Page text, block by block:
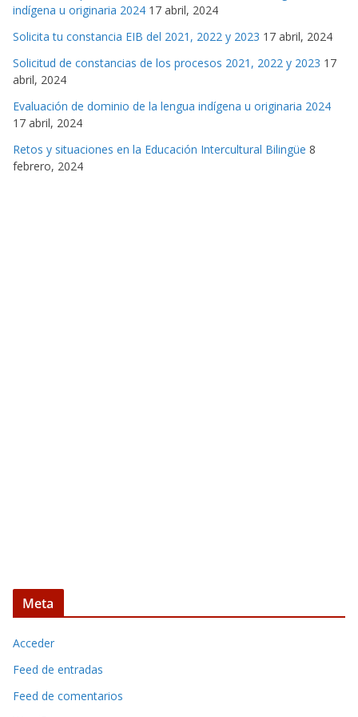
indígena u originaria 2024 17 abril, 2024
Solicita tu constancia EIB del 2021, 2022 y 2023 17 abril, 2024
Solicitud de constancias de los procesos 2021, 2022 y 2023 17
abril, 2024
Evaluación de dominio de la lengua indígena u originaria 2024
17 abril, 2024
Retos y situaciones en la Educación Intercultural Bilingüe 8
febrero, 2024
Meta
Acceder
Feed de entradas
Feed de comentarios